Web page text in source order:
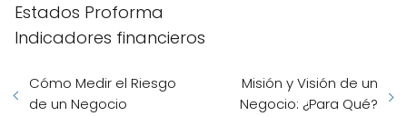
Estados Proforma
Indicadores financieros
Cómo Medir el Riesgo
de un Negocio
Misión y Visión de un
Negocio: ¿Para Qué?